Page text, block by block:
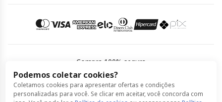
Podemos coletar cookies?
Coletamos cookies para apresentar ofertas e condições
personalizadas para você. Se clicar em aceitar, você concorda com
Política de Cookies
Compra 100% segura
© Sao João Turismo feito por ClickBus 2026